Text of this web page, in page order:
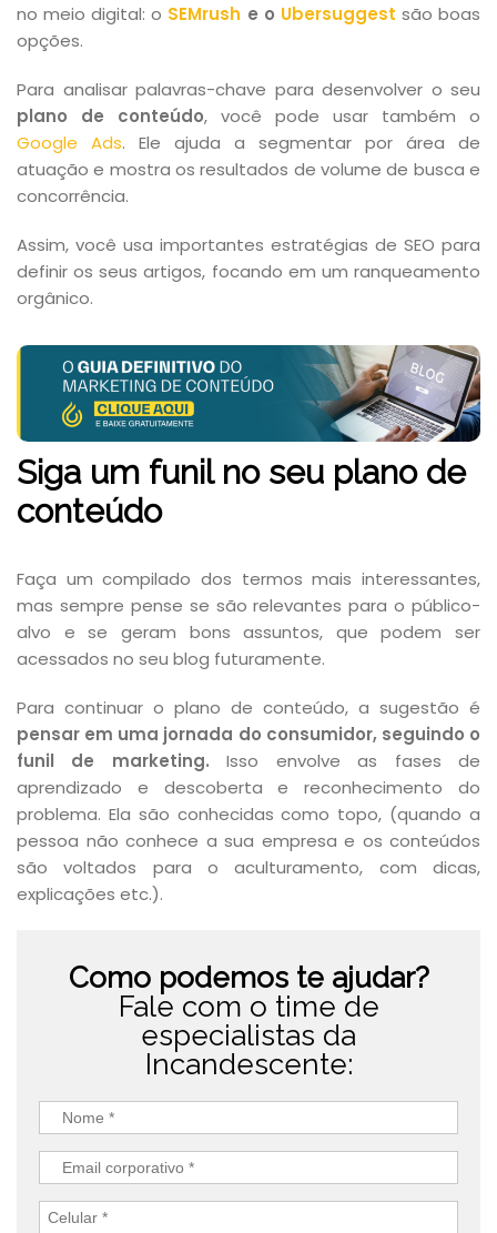
no meio digital: o SEMrush e o Ubersuggest são boas
opções.
Para analisar palavras-chave para desenvolver o seu
plano de conteúdo, você pode usar também o
Google Ads. Ele ajuda a segmentar por área de
atuação e mostra os resultados de volume de busca e
concorrência.
Assim, você usa importantes estratégias de SEO para
definir os seus artigos, focando em um ranqueamento
orgânico.
Siga um funil no seu plano de
conteúdo
Faça um compilado dos termos mais interessantes,
mas sempre pense se são relevantes para o público-
alvo e se geram bons assuntos, que podem ser
acessados no seu blog futuramente.
Para continuar o plano de conteúdo, a sugestão é
pensar em uma jornada do consumidor, seguindo o
funil de marketing.Isso envolve as fases de
aprendizado e descoberta e reconhecimento do
problema. Ela são conhecidas como topo, (quando a
pessoa não conhece a sua empresa e os conteúdos
são voltados para o aculturamento, com dicas,
explicações etc.).
Como podemos te ajudar?
Fale com o time de
especialistas da
Incandescente: